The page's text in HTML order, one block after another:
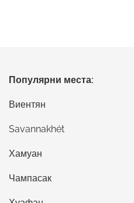
Популярни места:
Виентян
Savannakhét
Хамуан
Чампасак